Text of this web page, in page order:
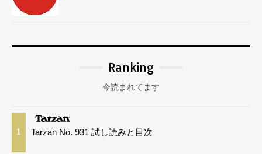
Ranking
今読まれてます
1 Tarzan No. 931 試し読みと目次